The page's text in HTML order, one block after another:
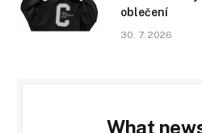
oblečení
30. 7. 2026
What